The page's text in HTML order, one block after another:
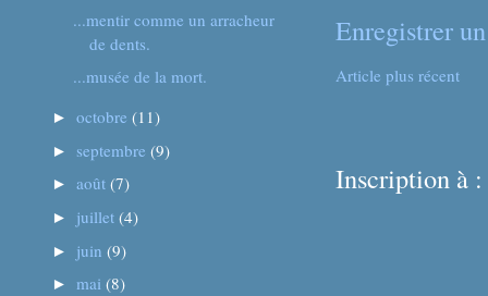
Enregistrer
Article plus récent
Inscription à :
...mentir comme un arracheur
de dents.
...musée de la mort.
►octobre(11)
► septembre(9)
►août(7)
► juillet(4)
► juin(9)
► mai(8)